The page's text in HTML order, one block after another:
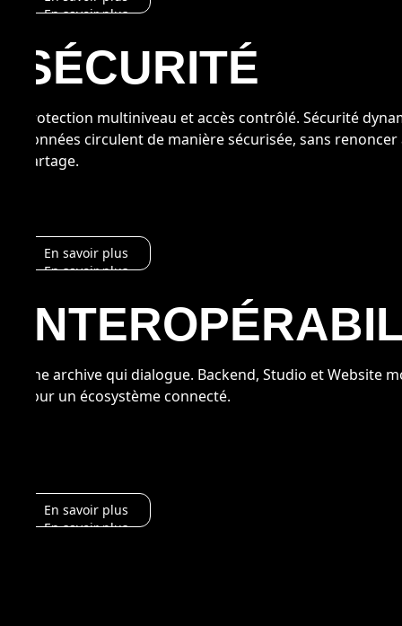
En savoir plus
SÉCURITÉ
Protection multiniveau et accès contrôlé. Sécurité
données circulent de manière sécurisée, sans renoncer
partage.
En savoir plus
En savoir plus
Une archive qui dialogue. Backend, Studio et Website
pour un écosystème connecté.
En savoir plus
En savoir plus